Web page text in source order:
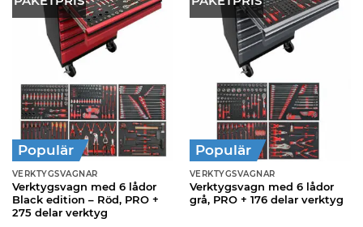
Populär
VERKTYGSVAGNAR
Verktygsvagn med 6 lådor
Black edition – Röd, PRO +
275 delar verktyg
Populär
VERKTYGSVAGNAR
Verktygsvagn med 6 lådor
grå, PRO + 176 delar verktyg